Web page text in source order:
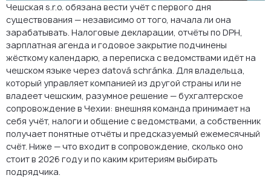
Частые вопросы
Чешская s.r.o. обязана вести учёт с первого дня
существования — независимо от того, начала ли она
зарабатывать. Налоговые декларации, отчёты по DPH,
зарплатная агенда и годовое закрытие подчинены
жёсткому календарю, а переписка с ведомствами идёт на
чешском языке через datová schránka. Для владельца,
который управляет компанией из другой страны или не
владеет чешским, разумное решение — бухгалтерское
сопровождение в Чехии: внешняя команда принимает на
себя учёт, налоги и общение с ведомствами, а собственник
получает понятные отчёты и предсказуемый ежемесячный
счёт. Ниже — что входит в сопровождение, сколько оно
стоит в 2026 году и по каким критериям выбирать
подрядчика.